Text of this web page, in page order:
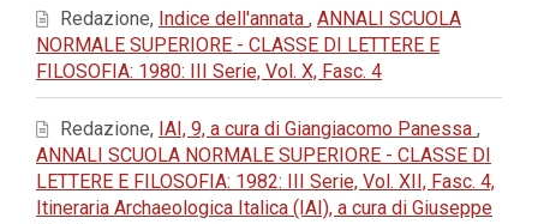
Redazione, Indice dell'annata , ANNALI SCUOLA
NORMALE SUPERIORE - CLASSE DI LETTERE E
FILOSOFIA: 1980: III Serie, Vol. X, Fasc. 4
Redazione, IAI, 9, a cura di Giangiacomo Panessa ,
ANNALI SCUOLA NORMALE SUPERIORE - CLASSE DI
LETTERE E FILOSOFIA: 1982: III Serie, Vol. XII, Fasc. 4,
Itineraria Archaeologica Italica (IAI), a cura di Giuseppe